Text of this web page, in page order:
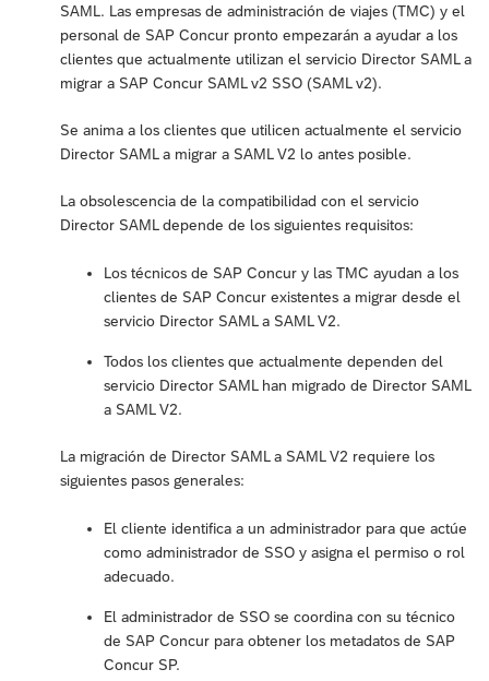
SAML. Las empresas de administración de viajes (TMC) y el
personal de SAP Concur pronto empezarán a ayudar a los
clientes que actualmente utilizan el servicio Director SAML a
migrar a SAP Concur SAML v2 SSO (SAML v2).
Se anima a los clientes que utilicen actualmente el servicio
Director SAML a migrar a SAML V2 lo antes posible.
La obsolescencia de la compatibilidad con el servicio
Director SAML depende de los siguientes requisitos:
Los técnicos de SAP Concur y las TMC ayudan a los
clientes de SAP Concur existentes a migrar desde el
servicio Director SAML a SAML V2.
Todos los clientes que actualmente dependen del
servicio Director SAML han migrado de Director SAML
a SAML V2.
La migración de Director SAML a SAML V2 requiere los
siguientes pasos generales:
El cliente identifica a un administrador para que actúe
como administrador de SSO y asigna el permiso o rol
adecuado.
El administrador de SSO se coordina con su técnico
de SAP Concur para obtener los metadatos de SAP
Concur SP.